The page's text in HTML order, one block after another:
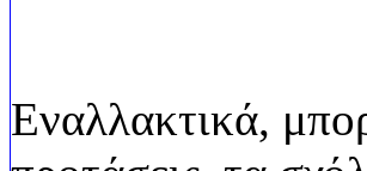
Εναλλακτικά,